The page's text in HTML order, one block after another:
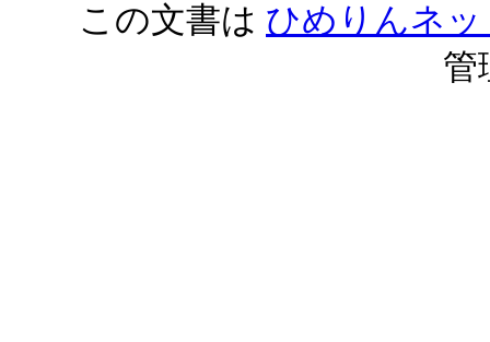
この文書は ひめりんネッ
管